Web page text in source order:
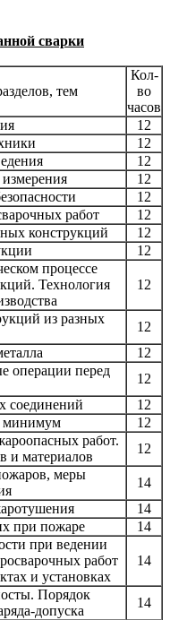
сварки
тем
Кол-
во
часов
12
12
12
12
12
работ
12
конструкций
12
12
процессе
Технология
12
из разных
12
12
операции перед
12
соединений
12
минимум
12
работ.
и материалов
12
меры
14
14
при пожаре 14
при ведении
работ
и установках
14
Порядок
допуска
14